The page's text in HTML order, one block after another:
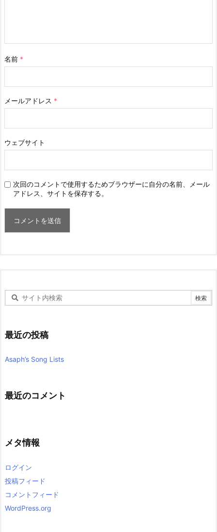
名前 *
メールアドレス *
ウェブサイト
次回のコメントで使用するためブラウザーに自分の名前、メール
アドレス、サイトを保存する。
最近の投稿
Asaph’s Song Lists
最近のコメント
メタ情報
ログイン
投稿フィード
コメントフィード
WordPress.org